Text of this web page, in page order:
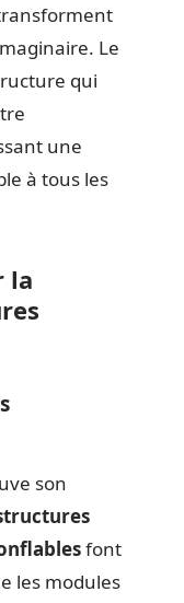
Le
qui
une
à tous les
la
son
font
les modules